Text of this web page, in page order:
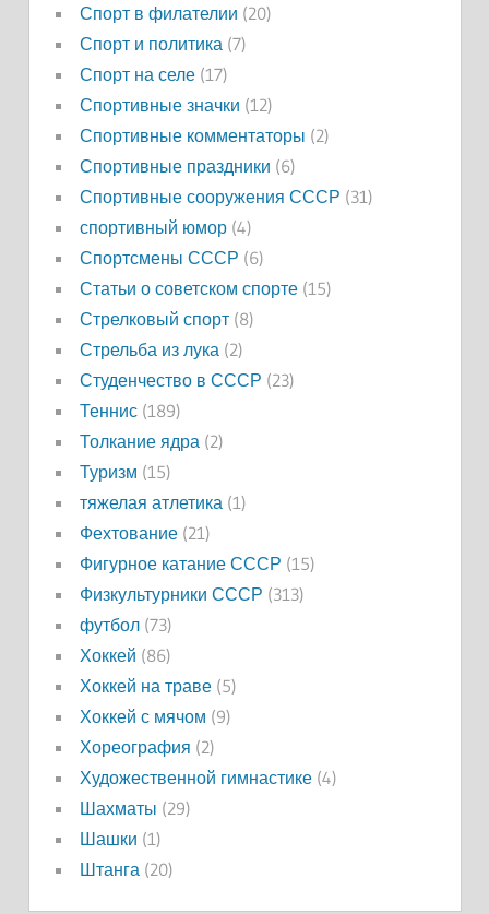
Спорт в филателии (20)
Спорт и политика (7)
Спорт на селе(17)
Спортивные значки (12)
Спортивные комментаторы (2)
Спортивные праздники (6)
Спортивные сооружения СССР (31)
спортивный юмор(4)
Спортсмены СССР (6)
Статьи о советском спорте(15)
Стрелковый спорт(8)
Стрельба из лука (2)
Студенчество в СССР (23)
Теннис(189)
Толкание ядра (2)
Туризм (15)
тяжелая атлетика (1)
Фехтование(21)
Фигурное катание СССР (15)
Физкультурники СССР (313)
футбол(73)
Хоккей (86)
Хоккей на траве(5)
Хоккей с мячом (9)
Хореография (2)
Художественной гимнастике(4)
Шахматы (29)
Шашки (1)
Штанга (20)